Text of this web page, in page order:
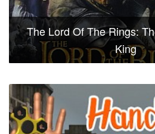
The Lord Of The Rings:
King